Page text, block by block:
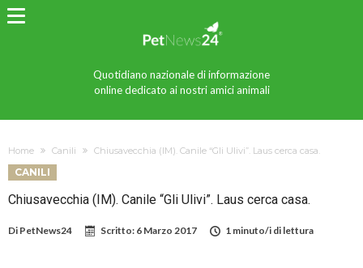
Quotidiano nazionale di informazione
online dedicato ai nostri amici animali
Home Canili Chiusavecchia (IM). Canile “Gli Ulivi”. Laus cerca casa.
CANILI
Chiusavecchia (IM). Canile “Gli Ulivi”. Laus cerca casa.
Di PetNews24 Scritto: 6 Marzo 2017 1 minuto/i di lettura